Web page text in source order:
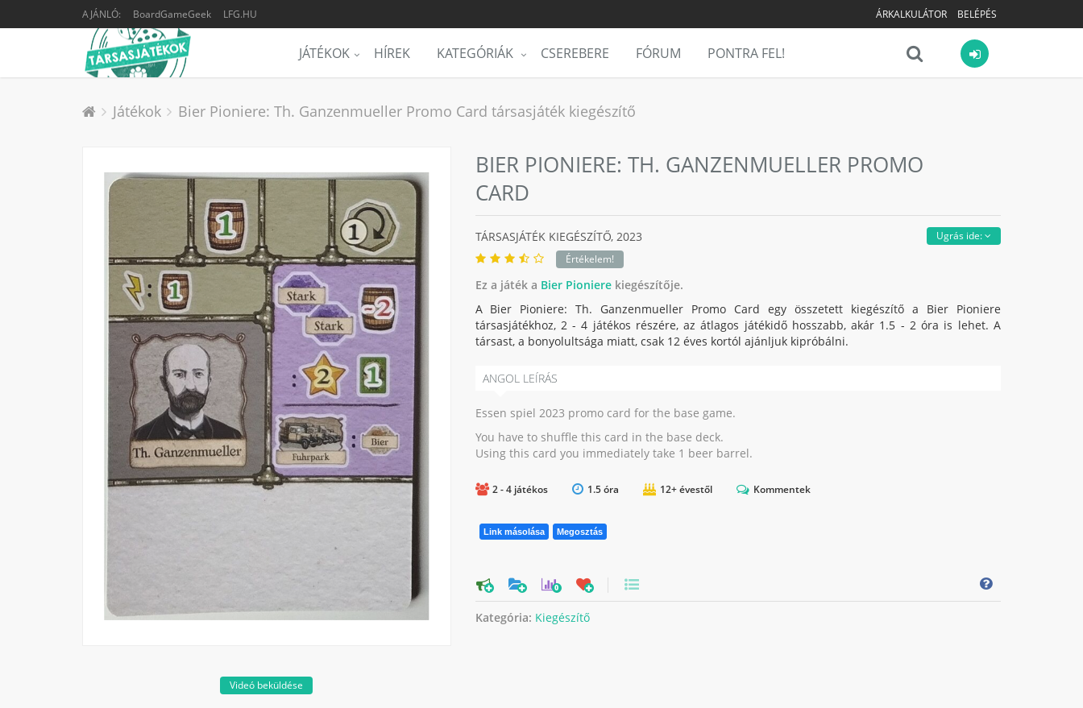
AJÁNLÓ: BoardGameGeek LFG.HU ÁRKALKULÁTOR BELÉPÉS
JÁTÉKOK HÍREK KATEGÓRIÁK CSEREBERE FÓRUM PONTRA FEL!
Játékok Bier Pioniere: Th. Ganzenmueller Promo Card társasjáték kiegészítő
Videó beküldése
BIER PIONIERE: TH. GANZENMUELLER PROMO
CARD
Ugrás ide:
TÁRSASJÁTÉK KIEGÉSZÍTŐ, 2023
Értékelem!
Ez a játék a Bier Pionierekiegészítője.
A Bier Pioniere: Th. Ganzenmueller Promo Card egy összetett kiegészítő a Bier Pioniere
társasjátékhoz, 2 - 4 játékos részére, az átlagos játékidő hosszabb, akár 1.5 - 2 óra is lehet. A
társast, a bonyolultsága miatt, csak 12 éves kortól ajánljuk kipróbálni.
ANGOL LEÍRÁS
Essen spiel 2023 promo card for the base game.
You have to shuffle this card in the base deck.
Using this card you immediately take 1 beer barrel.
2 - 4 játékos 1.5 óra 12+ évestől Kommentek
Link másolása Megosztás
0
Kategória: Kiegészítő